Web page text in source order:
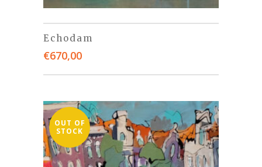
Echodam
€670,00
OUT OF
STOCK